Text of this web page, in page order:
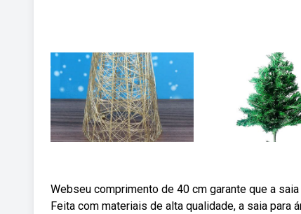
Webseu comprimento de 40 cm garante que a
Feita com materiais de alta qualidade, a saia para